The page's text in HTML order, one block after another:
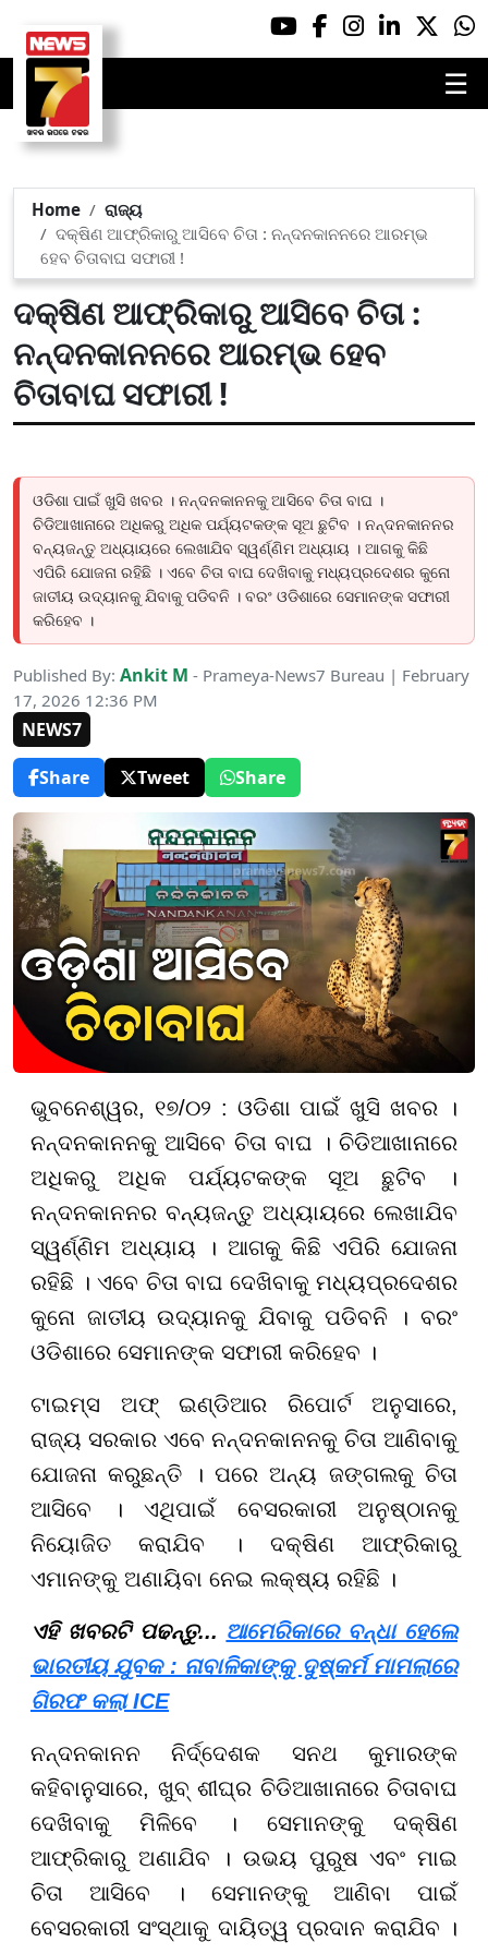
☰
Home
ରାଜ୍ୟ
ଦକ୍ଷିଣ ଆଫ୍ରିକାରୁ ଆସିବେ ଚିତା : ନନ୍ଦନକାନନରେ ଆରମ୍ଭ
ହେବ ଚିତାବାଘ ସଫାରୀ !
ଦକ୍ଷିଣ ଆଫ୍ରିକାରୁ ଆସିବେ ଚିତା :
ନନ୍ଦନକାନନରେ ଆରମ୍ଭ ହେବ
ଚିତାବାଘ ସଫାରୀ !
ଓଡିଶା ପାଇଁ ଖୁସି ଖବର । ନନ୍ଦନକାନନକୁ ଆସିବେ ଚିତା ବାଘ ।
ଚିଡିଆଖାନାରେ ଅଧିକରୁ ଅଧିକ ପର୍ଯ୍ୟଟକଙ୍କ ସୂଅ ଛୁଟିବ । ନନ୍ଦନକାନନର
ବନ୍ୟଜନ୍ତୁ ଅଧ୍ୟାୟରେ ଲେଖାଯିବ ସ୍ୱର୍ଣ୍ଣିମ ଅଧ୍ୟାୟ । ଆଗକୁ କିଛି
ଏପିରି ଯୋଜନା ରହିଛି । ଏବେ ଚିତା ବାଘ ଦେଖିବାକୁ ମଧ୍ୟପ୍ରଦେଶର କୁନୋ
ଜାତୀୟ ଉଦ୍ୟାନକୁ ଯିବାକୁ ପଡିବନି । ବରଂ ଓଡିଶାରେ ସେମାନଙ୍କ ସଫାରୀ
କରିହେବ ।
Published By: Ankit M - Prameya-News7 Bureau | February
17, 2026 12:36 PM
NEWS7
Share
Tweet Share
ଭୁବନେଶ୍ୱର, ୧୭/୦୨ : ଓଡିଶା ପାଇଁ ଖୁସି ଖବର ।
ନନ୍ଦନକାନନକୁ ଆସିବେ ଚିତା ବାଘ । ଚିଡିଆଖାନାରେ
ଅଧିକରୁ ଅଧିକ ପର୍ଯ୍ୟଟକଙ୍କ ସୂଅ ଛୁଟିବ ।
ନନ୍ଦନକାନନର ବନ୍ୟଜନ୍ତୁ ଅଧ୍ୟାୟରେ ଲେଖାଯିବ
ସ୍ୱର୍ଣ୍ଣିମ ଅଧ୍ୟାୟ । ଆଗକୁ କିଛି ଏପିରି ଯୋଜନା
ରହିଛି । ଏବେ ଚିତା ବାଘ ଦେଖିବାକୁ ମଧ୍ୟପ୍ରଦେଶର
କୁନୋ ଜାତୀୟ ଉଦ୍ୟାନକୁ ଯିବାକୁ ପଡିବନି । ବରଂ
ଓଡିଶାରେ ସେମାନଙ୍କ ସଫାରୀ କରିହେବ ।
ଟାଇମ୍ସ ଅଫ୍ ଇଣ୍ଡିଆର ରିପୋର୍ଟ ଅନୁସାରେ,
ରାଜ୍ୟ ସରକାର ଏବେ ନନ୍ଦନକାନନକୁ ଚିତା ଆଣିବାକୁ
ଯୋଜନା କରୁଛନ୍ତି । ପରେ ଅନ୍ୟ ଜଙ୍ଗଲକୁ ଚିତା
ଆସିବେ । ଏଥିପାଇଁ ବେସରକାରୀ ଅନୁଷ୍ଠାନକୁ
ନିୟୋଜିତ କରାଯିବ । ଦକ୍ଷିଣ ଆଫ୍ରିକାରୁ
ଏମାନଙ୍କୁ ଅଣାୟିବା ନେଇ ଲକ୍ଷ୍ୟ ରହିଛି ।
ଏହି ଖବରଟି ପଢନ୍ତୁ... ଆମେରିକାରେ ବନ୍ଧା ହେଲେ
ଭାରତୀୟ ଯୁବକ : ନାବାଳିକାଙ୍କୁ ଦୁଷ୍କର୍ମ ମାମଲାରେ
ଗିରଫ କଲା ICE
ନନ୍ଦନକାନନ ନିର୍ଦ୍ଦେଶକ ସନଥ କୁମାରଙ୍କ
କହିବାନୁସାରେ, ଖୁବ୍ ଶୀଘ୍ର ଚିଡିଆଖାନାରେ ଚିତାବାଘ
ଦେଖିବାକୁ ମିଳିବେ । ସେମାନଙ୍କୁ ଦକ୍ଷିଣ
ଆଫ୍ରିକାରୁ ଅଣାଯିବ । ଉଭୟ ପୁରୁଷ ଏବଂ ମାଇ
ଚିତା ଆସିବେ । ସେମାନଙ୍କୁ ଆଣିବା ପାଇଁ
ବେସରକାରୀ ସଂସ୍ଥାକୁ ଦାୟିତ୍ୱ ପ୍ରଦାନ କରାଯିବ ।